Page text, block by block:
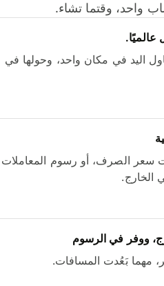
وقتما تشاء.
اليد في مكان واحد، وحولها في
سعر الصرف، أو رسوم المعاملات
ووفر في الرسوم
مهما بَعُدت المسافات.